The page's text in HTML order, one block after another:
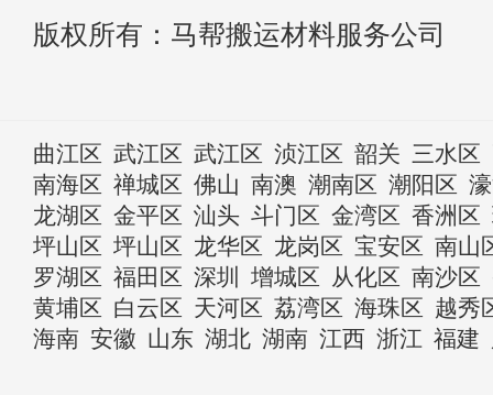
版权所有：马帮搬运材料服务公司
曲江区 武江区 武江区 浈江区 韶关 三水区
南海区 禅城区 佛山 南澳 潮南区 潮阳区
龙湖区 金平区 汕头 斗门区 金湾区 香洲区
坪山区 坪山区 龙华区 龙岗区 宝安区 南山
罗湖区 福田区 深圳 增城区 从化区 南沙区
黄埔区 白云区 天河区 荔湾区 海珠区 越秀
海南 安徽 山东 湖北 湖南 江西 浙江 福建